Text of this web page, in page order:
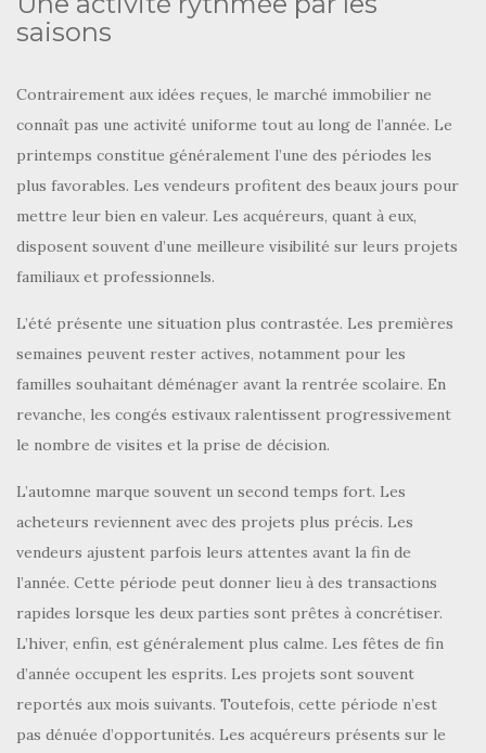
saisons
Contrairement aux idées reçues, le marché immobilier ne
connaît pas une activité uniforme tout au long de l’année. Le
printemps constitue généralement l’une des périodes les
plus favorables. Les vendeurs profitent des beaux jours pour
mettre leur bien en valeur. Les acquéreurs, quant à eux,
disposent souvent d’une meilleure visibilité sur leurs projets
familiaux et professionnels.
L’été présente une situation plus contrastée. Les premières
semaines peuvent rester actives, notamment pour les
familles souhaitant déménager avant la rentrée scolaire. En
revanche, les congés estivaux ralentissent progressivement
le nombre de visites et la prise de décision.
L’automne marque souvent un second temps fort. Les
acheteurs reviennent avec des projets plus précis. Les
vendeurs ajustent parfois leurs attentes avant la fin de
l’année. Cette période peut donner lieu à des transactions
rapides lorsque les deux parties sont prêtes à concrétiser.
L’hiver, enfin, est généralement plus calme. Les fêtes de fin
d’année occupent les esprits. Les projets sont souvent
reportés aux mois suivants. Toutefois, cette période n’est
pas dénuée d’opportunités. Les acquéreurs présents sur le